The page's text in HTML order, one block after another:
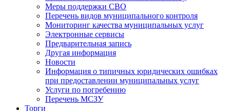
Меры поддержки СВО
Перечень видов муниципального контроля
Мониторинг качества муниципальных услуг
Электронные сервисы
Предварительная запись
Другая информация
Новости
Информация о типичных юридических ошибках
при предоставлении муниципальных услуг
Услуги по погребению
Перечень МСЗУ
Торги